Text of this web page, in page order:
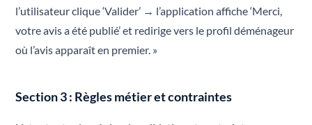
l’utilisateur clique ‘Valider’ → l’application affiche ‘Merci,
votre avis a été publié’ et redirige vers le profil déménageur
où l’avis apparaît en premier. »
Section 3 : Règles métier et contraintes